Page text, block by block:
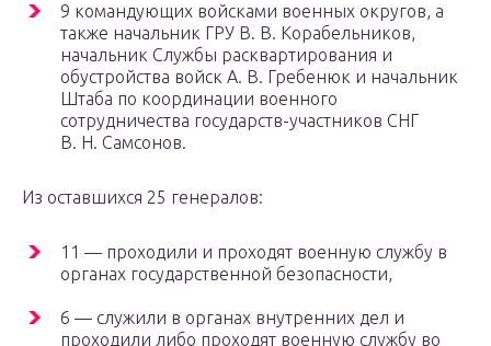
9 командующих войсками военных округов, а
также начальник ГРУ В. В. Корабельников,
начальник Службы расквартирования и
обустройства войск А. В. Гребенюк и начальник
Штаба по координации военного
сотрудничества государств-участников СНГ
В. Н. Самсонов.
Из оставшихся 25 генералов:
11 — проходили и проходят военную службу в
органах государственной безопасности,
6 — служили в органах внутренних дел и
проходили либо проходят военную службу во